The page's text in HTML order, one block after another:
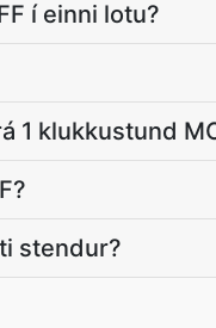
í einni lotu?
1 klukkustund
stendur?